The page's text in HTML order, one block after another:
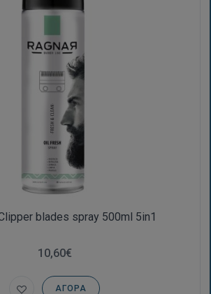
blades spray 500ml 5in1
10,60€
ΑΓΟΡΆ